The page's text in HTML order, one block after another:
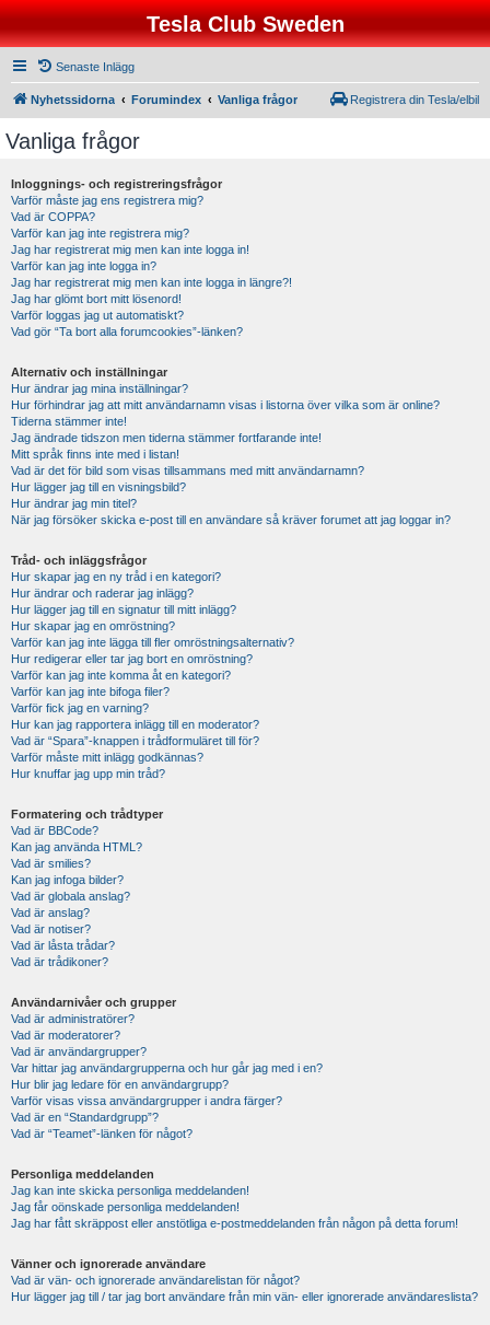
Tesla Club Sweden
Senaste Inlägg
Nyhetssidorna Forumindex Vanliga frågor Registrera din Tesla/elbil
Vanliga frågor
Inloggnings- och registreringsfrågor
Varför måste jag ens registrera mig?
Vad är COPPA?
Varför kan jag inte registrera mig?
Jag har registrerat mig men kan inte logga in!
Varför kan jag inte logga in?
Jag har registrerat mig men kan inte logga in längre?!
Jag har glömt bort mitt lösenord!
Varför loggas jag ut automatiskt?
Vad gör “Ta bort alla forumcookies”-länken?
Alternativ och inställningar
Hur ändrar jag mina inställningar?
Hur förhindrar jag att mitt användarnamn visas i listorna över vilka som är online?
Tiderna stämmer inte!
Jag ändrade tidszon men tiderna stämmer fortfarande inte!
Mitt språk finns inte med i listan!
Vad är det för bild som visas tillsammans med mitt användarnamn?
Hur lägger jag till en visningsbild?
Hur ändrar jag min titel?
När jag försöker skicka e-post till en användare så kräver forumet att jag loggar in?
Tråd- och inläggsfrågor
Hur skapar jag en ny tråd i en kategori?
Hur ändrar och raderar jag inlägg?
Hur lägger jag till en signatur till mitt inlägg?
Hur skapar jag en omröstning?
Varför kan jag inte lägga till fler omröstningsalternativ?
Hur redigerar eller tar jag bort en omröstning?
Varför kan jag inte komma åt en kategori?
Varför kan jag inte bifoga filer?
Varför fick jag en varning?
Hur kan jag rapportera inlägg till en moderator?
Vad är “Spara”-knappen i trådformuläret till för?
Varför måste mitt inlägg godkännas?
Hur knuffar jag upp min tråd?
Formatering och trådtyper
Vad är BBCode?
Kan jag använda HTML?
Vad är smilies?
Kan jag infoga bilder?
Vad är globala anslag?
Vad är anslag?
Vad är notiser?
Vad är låsta trådar?
Vad är trådikoner?
Användarnivåer och grupper
Vad är administratörer?
Vad är moderatorer?
Vad är användargrupper?
Var hittar jag användargrupperna och hur går jag med i en?
Hur blir jag ledare för en användargrupp?
Varför visas vissa användargrupper i andra färger?
Vad är en “Standardgrupp”?
Vad är “Teamet”-länken för något?
Personliga meddelanden
Jag kan inte skicka personliga meddelanden!
Jag får oönskade personliga meddelanden!
Jag har fått skräppost eller anstötliga e-postmeddelanden från någon på detta forum!
Vänner och ignorerade användare
Vad är vän- och ignorerade användarelistan för något?
Hur lägger jag till / tar jag bort användare från min vän- eller ignorerade användareslista?